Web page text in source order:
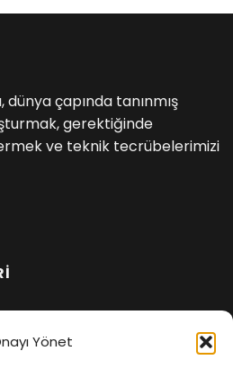
Yönet
çapında tanınmış
gerektiğinde
ve teknik tecrübelerimizi